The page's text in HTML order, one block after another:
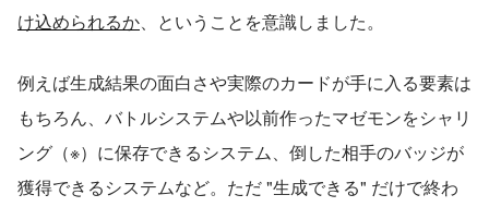
け込められるか、ということを意識しました。
例えば生成結果の面白さや実際のカードが手に入る要素は
もちろん、バトルシステムや以前作ったマゼモンをシャリ
ング（※）に保存できるシステム、倒した相手のバッジが
獲得できるシステムなど。ただ "生成できる" だけで終わ